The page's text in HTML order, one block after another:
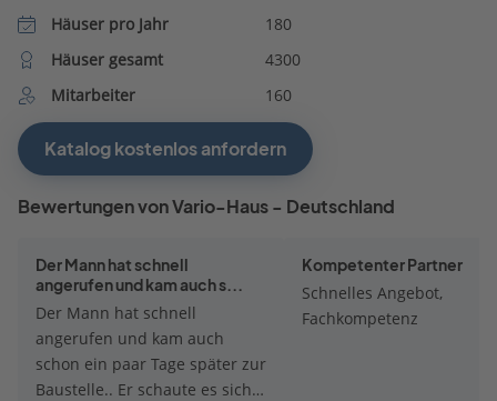
Häuser pro Jahr
180
Häuser gesamt
4300
Mitarbeiter
160
Katalog kostenlos anfordern
Bewertungen von Vario-Haus - Deutschland
Der Mann hat schnell
angerufen und kam auch s...
Der Mann hat schnell
angerufen und kam auch
schon ein paar Tage später zur
Baustelle.. Er schaute es sich
Kompetenter Partner
Schnelles Angebot,
Fachkompetenz